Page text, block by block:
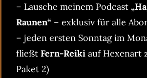
– Lausche meinem Podcast
Raunen“ – exklusiv für alle
– jeden ersten Sonntag im
fließt Fern-Reiki auf Hexenart
Paket 2)